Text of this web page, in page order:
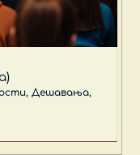
,Дешавања,